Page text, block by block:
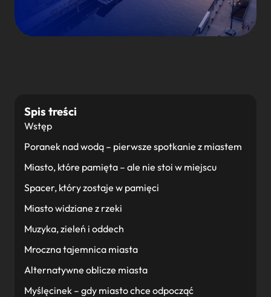
Spis treści
Wstęp
Poranek nad wodą – pierwsze spotkanie z miastem
Miasto, które pamięta – ale nie stoi w miejscu
Spacer, który zostaje w pamięci
Miasto widziane z rzeki
Muzyka, zieleń i oddech
Mroczna tajemnica miasta
Alternatywne oblicze miasta
Myślęcinek – gdy miasto chce odpocząć